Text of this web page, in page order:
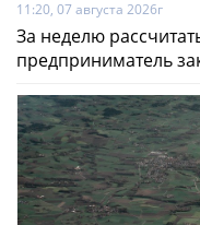
11:20, 07 августа 2026г
За неделю
предприниматель